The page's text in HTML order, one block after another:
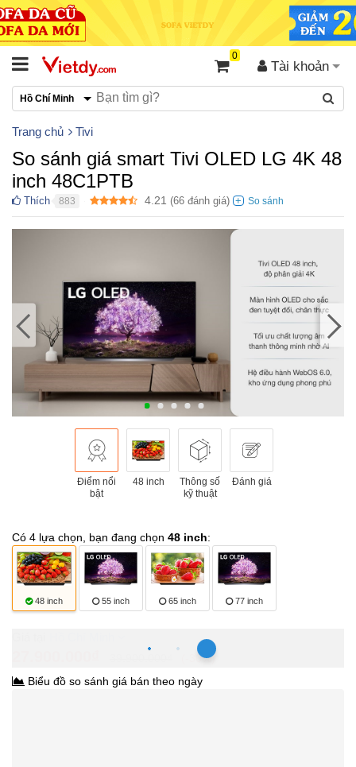
Tài khoản
0
Hồ Chí Minh
Trang chủ Tivi
So sánh giá smart Tivi OLED LG 4K 48
inch 48C1PTB
Thích 883 4.21 (66 đánh giá)
Điểm nổi
bật
48 inch
Thông số
kỹ thuật
Đánh giá
Có 4 lựa chọn, bạn đang chọn 48 inch:
48 inch 55 inch 65 inch 77 inch
-30%
Biểu đồ so sánh giá bán theo ngày